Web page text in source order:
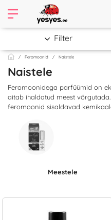
Feromoonid Naistele
Filter
Naistele
Feromoonidega parfüümid on
aitab ihaldatud meest
feromoonid sisaldavad
reaktsiooni. Seega kui soovid
atraktiivsem, vali välja
Meestele